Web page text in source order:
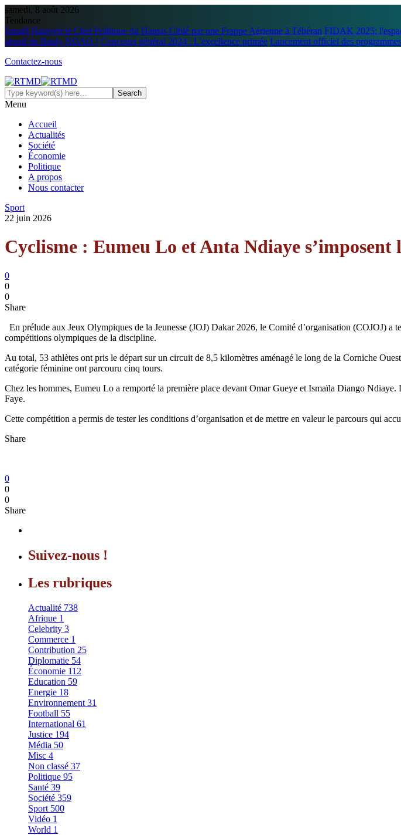
samedi, 8 août 2026
Tendance
Ismaël Haniyeh le Chef Politique du Hamas Ciblé par une Frappe Aérienne à Téhéran FIDAK 2025:
abusif de Baidy NDAO ! Concours général 2024 : L'excellence primée Lancement officiel des
Contactez-nous
Menu
Accueil
Actualités
Société
Économie
Politique
A propos
Nous contacter
Sport
22 juin 2026
Cyclisme : Eumeu Lo et Anta Ndiaye s’imposent
0
0
0
Share
En prélude aux Jeux Olympiques de la Jeunesse (JOJ) Dakar 2026, le Comité d’organisation (COJOJ)
compétitions olympiques de la discipline.
Au total, 53 athlètes ont pris le départ sur un circuit de 8,5 kilomètres aménagé le long de la Corniche
catégorie féminine ont parcouru cinq tours.
Chez les hommes, Eumeu Lo a remporté la première place devant Omar Gueye et Ismaïla Diango
Faye.
Cette compétition a permis de tester les conditions d’organisation et de mettre en valeur le parcours qui
Share
0
0
0
Share
Suivez-nous !
Les rubriques
Actualité 738
Afrique 1
Celebrity 3
Commerce 1
Contribution 25
Diplomatie 54
Économie 112
Education 59
Energie 18
Environnement 31
Football 55
International 61
Justice 194
Média 50
Misc 4
Non classé 37
Politique 95
Santé 39
Société 359
Sport 500
Vidéo 1
World 1